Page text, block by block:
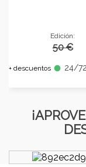
Edición:
50 €
+ descuentos fiber_manual_record 24/